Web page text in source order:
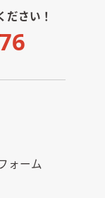
さい！
ォーム